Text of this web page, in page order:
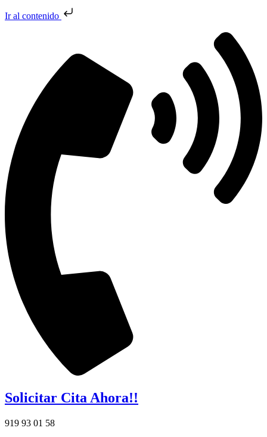
Ir al contenido
Solicitar Cita Ahora!!
919 93 01 58